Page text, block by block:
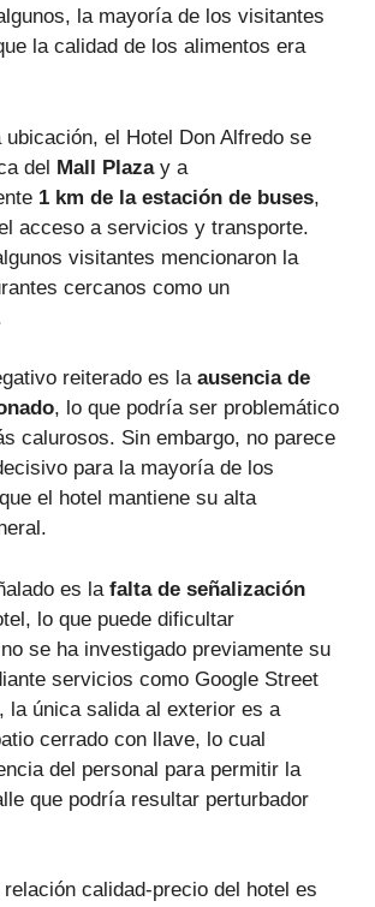
la mayoría de los visitantes
la calidad de los alimentos era
ubicación, el Hotel Don Alfredo se
del Mall Plazay a
1 km de la estación de buses,
acceso a servicios y transporte.
visitantes mencionaron la
cercanos como un
reiterado es la ausencia de
, lo que podría ser problemático
calurosos. Sin embargo, no parece
para la mayoría de los
el hotel mantiene su alta
es la falta de señalización
lo que puede dificultar
se ha investigado previamente su
servicios como Google Street
la única salida al exterior es a
cerrado con llave, lo cual
del personal para permitir la
que podría resultar perturbador
relación calidad-precio del hotel es